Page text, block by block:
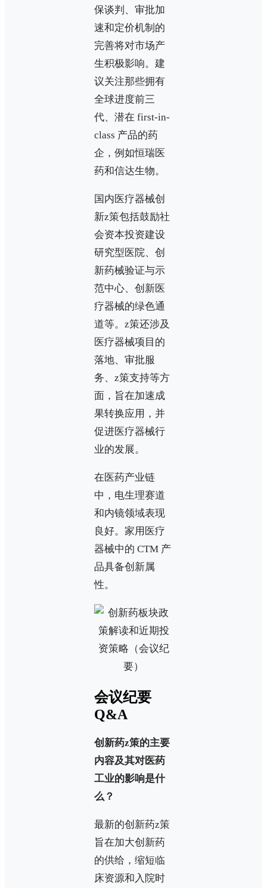
保谈判、审批加
速和定价机制的
完善将对市场产
生积极影响。建
议关注那些拥有
全球进度前三
代、潜在 first-in-
class 产品的药
企，例如恒瑞医
药和信达生物。
国内医疗器械创
新z策包括鼓励社
会资本投资建设
研究型医院、创
新药械验证与示
范中心、创新医
疗器械的绿色通
道等。z策还涉及
医疗器械项目的
落地、审批服
务、z策支持等方
面，旨在加速成
果转换应用，并
促进医疗器械行
业的发展。
在医药产业链
中，电生理赛道
和内镜领域表现
良好。家用医疗
器械中的 CTM 产
品具备创新属
性。
会议纪要
Q&A
创新药z策的主要
内容及其对医药
工业的影响是什
么？
最新的创新药z策
旨在加大创新药
的供给，缩短临
床资源和入院时